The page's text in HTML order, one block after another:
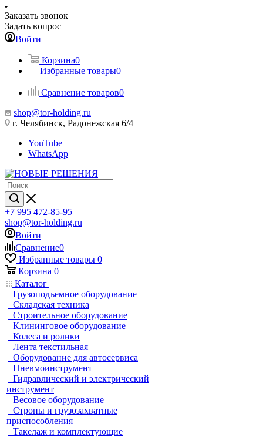
Заказать звонок
Задать вопрос
Войти
Корзина0
Избранные товары0
Сравнение товаров0
shop@tor-holding.ru
г. Челябинск, Радонежская 6/4
YouTube
WhatsApp
+7 995 472-85-95
shop@tor-holding.ru
Войти
Сравнение0
Избранные товары 0
Корзина 0
Каталог
Грузоподъемное оборудование
Складская техника
Строительное оборудование
Клининговое оборудование
Колеса и ролики
Лента текстильная
Оборудование для автосервиса
Пневмоинструмент
Гидравлический и электрический
инструмент
Весовое оборудование
Стропы и грузозахватные
приспособления
Такелаж и комплектующие